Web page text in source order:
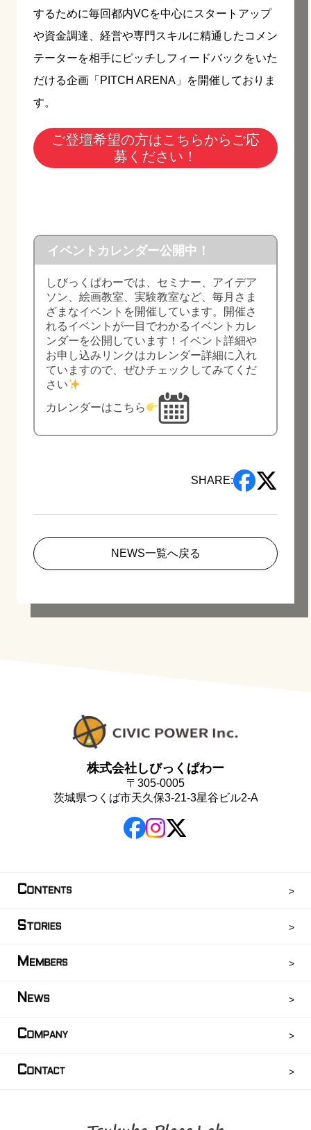
するために毎回都内VCを中心にスタートアップ
や資金調達、経営や専門スキルに精通したコメン
テーターを相手にピッチしフィードバックをいた
だける企画「PITCH ARENA」を開催しておりま
す。
ご登壇希望の方はこちらからご応
募ください！
イベントカレンダー公開中！
しびっくぱわーでは、セミナー、アイデア
ソン、絵画教室、実験教室など、毎月さま
ざまなイベントを開催しています。開催さ
れるイベントが一目でわかるイベントカレ
ンダーを公開しています！イベント詳細や
お申し込みリンクはカレンダー詳細に入れ
ていますので、ぜひチェックしてみてくだ
さい
カレンダーはこちら
SHARE:
NEWS一覧へ戻る
株式会社しびっくぱわー
〒305-0005
茨城県つくば市天久保3-21-3星谷ビル2-A
CONTENTS
STORIES
MEMBERS
N EWS
COMPANY
CONTACT